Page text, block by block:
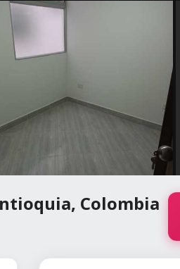
Colombia